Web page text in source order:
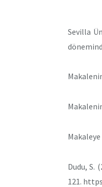
Sevilla
Dudu, S.
121.